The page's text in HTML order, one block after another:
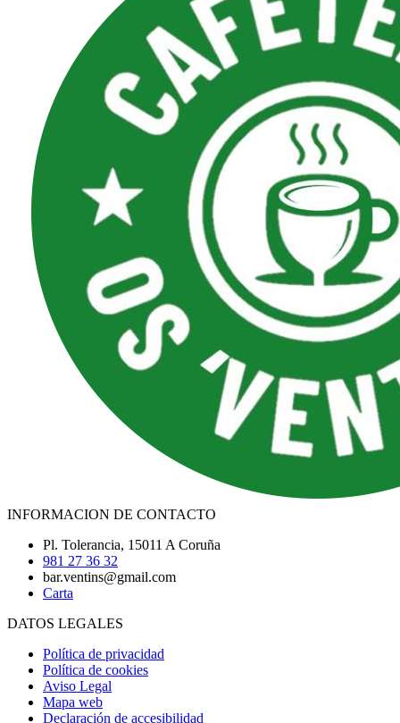
INFORMACION DE CONTACTO
Pl. Tolerancia, 15011 A Coruña
981 27 36 32
bar.ventins@gmail.com
Carta
DATOS LEGALES
Política de privacidad
Política de cookies
Aviso Legal
Mapa web
Declaración de accesibilidad